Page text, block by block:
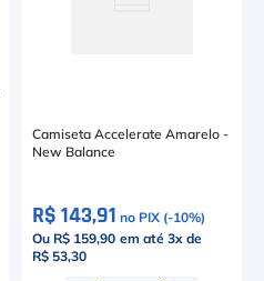
Camiseta Accelerate Amarelo -
New Balance
R$ 143,91 no PIX (-10%)
Ou R$ 159,90 em até 3x de
R$ 53,30